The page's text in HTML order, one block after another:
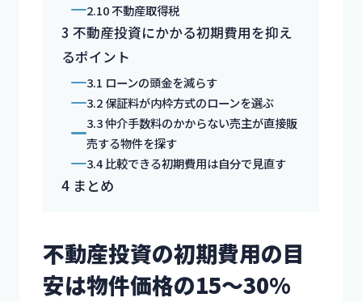
2.10不動産取得税
3 不動産投資にかかる初期費用を抑え
るポイント
3.1 ローンの頭金を減らす
3.2保証料が内枠方式のローンを選ぶ
3.3仲介手数料のかからない売主が直接販
売する物件を探す
3.4比較できる初期費用は自分で見直す
4まとめ
不動産投資の初期費用の目
安は物件価格の15～30%